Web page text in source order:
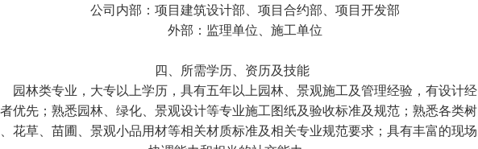
公司内部：项目建筑设计部、项目合约部、项目开发部
外部：监理单位、施工单位
四、所需学历、资历及技能
林类专业，大专以上学历，具有五年以上园林、景观施工及管理经验，有设计经
优先；熟悉园林、绿化、景观设计等专业施工图纸及验收标准及规范；熟悉各类树
花草、苗圃、景观小品用材等相关材质标准及相关专业规范要求；具有丰富的现场